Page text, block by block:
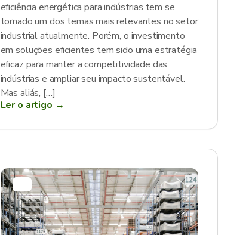
eficiência energética para indústrias tem se
tornado um dos temas mais relevantes no setor
industrial atualmente. Porém, o investimento
em soluções eficientes tem sido uma estratégia
eficaz para manter a competitividade das
indústrias e ampliar seu impacto sustentável.
Mas aliás, […]
Ler o artigo →